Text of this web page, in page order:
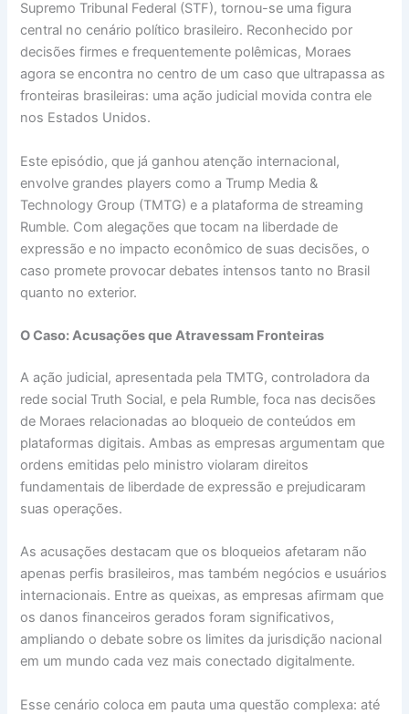
Supremo Tribunal Federal (STF), tornou-se uma figura
central no cenário político brasileiro. Reconhecido por
decisões firmes e frequentemente polêmicas, Moraes
agora se encontra no centro de um caso que ultrapassa as
fronteiras brasileiras: uma ação judicial movida contra ele
nos Estados Unidos.
Este episódio, que já ganhou atenção internacional,
envolve grandes players como a Trump Media &
Technology Group (TMTG) e a plataforma de streaming
Rumble. Com alegações que tocam na liberdade de
expressão e no impacto econômico de suas decisões, o
caso promete provocar debates intensos tanto no Brasil
quanto no exterior.
O Caso: Acusações que Atravessam Fronteiras
A ação judicial, apresentada pela TMTG, controladora da
rede social Truth Social, e pela Rumble, foca nas decisões
de Moraes relacionadas ao bloqueio de conteúdos em
plataformas digitais. Ambas as empresas argumentam que
ordens emitidas pelo ministro violaram direitos
fundamentais de liberdade de expressão e prejudicaram
suas operações.
As acusações destacam que os bloqueios afetaram não
apenas perfis brasileiros, mas também negócios e usuários
internacionais. Entre as queixas, as empresas afirmam que
os danos financeiros gerados foram significativos,
ampliando o debate sobre os limites da jurisdição nacional
em um mundo cada vez mais conectado digitalmente.
Esse cenário coloca em pauta uma questão complexa: até